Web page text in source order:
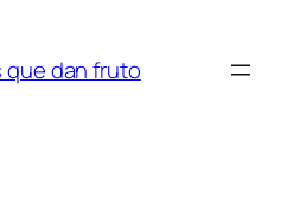
que dan fruto